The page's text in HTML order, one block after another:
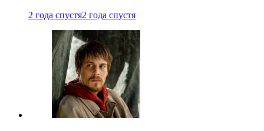
2 года спустя2 года спустя